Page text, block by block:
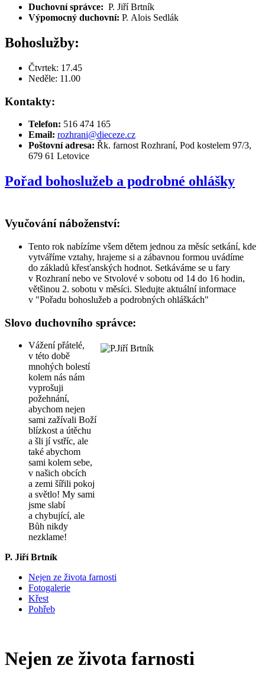
Duchovní správce: P. Jiří Brtník
Výpomocný duchovní: P. Alois Sedlák
Bohoslužby:
Čtvrtek: 17.45
Neděle: 11.00
Kontakty:
Telefon: 516 474 165
Email: rozhrani@dieceze.cz
Poštovní adresa: Řk. farnost Rozhraní, Pod kostelem 97/3,
679 61 Letovice
Pořad bohoslužeb a podrobné ohlášky
Vyučování náboženství:
Tento rok nabízíme všem dětem jednou za měsíc setkání, kde
vytváříme vztahy, hrajeme si a zábavnou formou uvádíme
do základů křesťanských hodnot. Setkáváme se u fary
v Rozhraní nebo ve Stvolové v sobotu od 14 do 16 hodin,
většinou 2. sobotu v měsíci. Sledujte aktuální informace
v "Pořadu bohoslužeb a podrobných ohláškách"
Slovo duchovního správce:
Vážení přátelé,
v této době
mnohých bolestí
kolem nás nám
vyprošuji
požehnání,
abychom nejen
sami zažívali Boží
blízkost a útěchu
a šli jí vstříc, ale
také abychom
sami kolem sebe,
v našich obcích
a zemi šířili pokoj
a světlo! My sami
jsme slabí
a chybující, ale
Bůh nikdy
nezklame!
P. Jiří Brtník
Nejen ze života farnosti
Fotogalerie
Křest
Pohřeb
Nejen ze života farnosti